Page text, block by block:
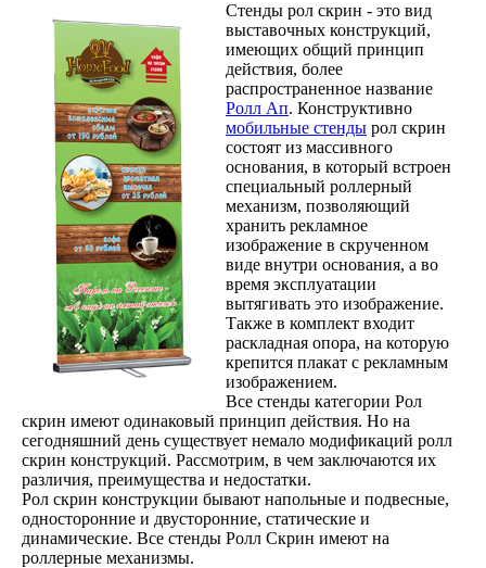
Стенды рол скрин - это вид
выставочных конструкций,
имеющих общий принцип
действия, более
распространенное название
Ролл Ап. Конструктивно
мобильные стенды рол скрин
состоят из массивного
основания, в который встроен
специальный роллерный
механизм, позволяющий
хранить рекламное
изображение в скрученном
виде внутри основания, а во
время эксплуатации
вытягивать это изображение.
Также в комплект входит
раскладная опора, на которую
крепится плакат с рекламным
изображением.
Все стенды категории Рол
скрин имеют одинаковый принцип действия. Но на
сегодняшний день существует немало модификаций ролл
скрин конструкций. Рассмотрим, в чем заключаются их
различия, преимущества и недостатки.
Рол скрин конструкции бывают напольные и подвесные,
односторонние и двусторонние, статические и
динамические. Все стенды Ролл Скрин имеют на
роллерные механизмы.